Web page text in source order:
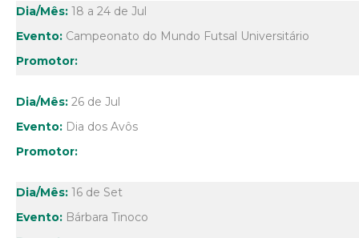
18 a 24 de Jul
Campeonato do Mundo Futsal Universitário
26 de Jul
Dia dos Avôs
16 de Set
Bárbara Tinoco